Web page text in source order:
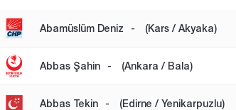
Abamüslüm Deniz - (Kars / Akyaka)
Abbas Şahin - (Ankara / Bala)
Abbas Tekin - (Edirne / Yenikarpuzlu)